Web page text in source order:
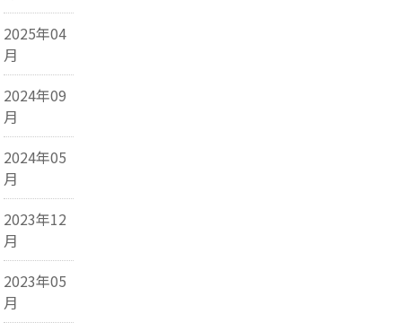
2025年04
月
2024年09
月
2024年05
月
2023年12
月
2023年05
月